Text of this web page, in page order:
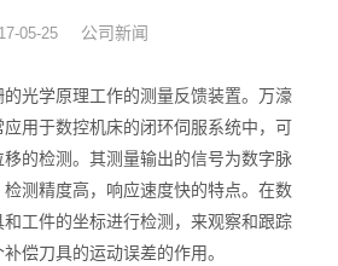
05-25 公司新闻
的光学原理工作的测量反馈装置。万濠
用于数控机床的闭环伺服系统中，可
的检测。其测量输出的信号为数字脉
测精度高，响应速度快的特点。在数
工件的坐标进行检测，来观察和跟踪
偿刀具的运动误差的作用。